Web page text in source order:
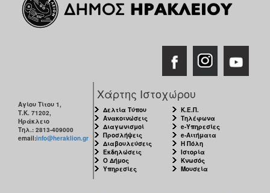
Αγίου Τίτου 1,
Τ.Κ. 71202,
Ηράκλειο
Τηλ.: 2813-409000
email:info@heraklion.gr
Χάρτης Ιστοχώρου
Δελτία Τύπου
Ανακοινώσεις
Διαγωνισμοί
Προσλήψεις
Διαβουλεύσεις
Εκδηλώσεις
Ο Δήμος
Υπηρεσίες
Κ.Ε.Π.
Τηλέφωνα
e-Υπηρεσίες
e-Αιτήματα
Η Πόλη
Ιστορία
Κνωσός
Μουσεία